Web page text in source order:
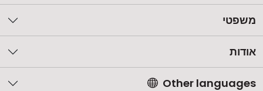
משפטי
אודות
Other languages